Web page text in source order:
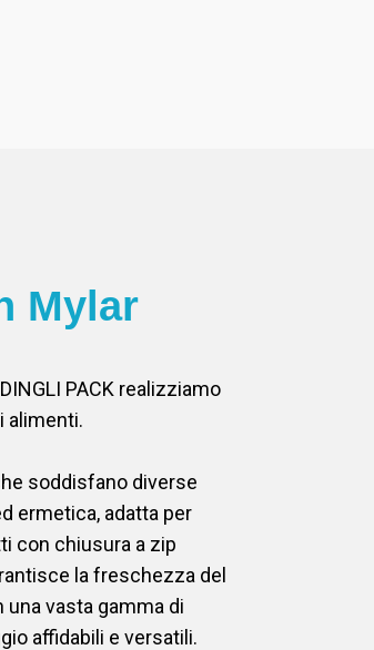
Mylar
PACK realizziamo
alimenti.
soddisfano diverse
ermetica, adatta per
con chiusura a zip
la freschezza del
vasta gamma di
affidabili e versatili.